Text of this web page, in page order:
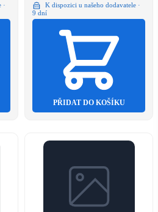
·
K dispozici u našeho dodavatele ·
9 dní
PŘIDAT DO KOŠÍKU